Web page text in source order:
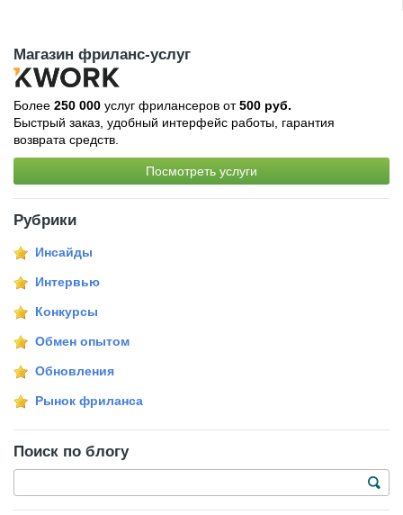
Магазин фриланс-услуг
Более 250 000 услуг фрилансеров от500 руб.
Быстрый заказ, удобный интерфейс работы, гарантия
возврата средств.
Посмотреть услуги
Рубрики
Инсайды
Интервью
Конкурсы
Обмен опытом
Обновления
Рынок фриланса
Поиск по блогу